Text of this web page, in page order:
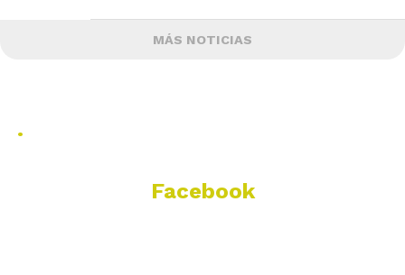
MÁS NOTICIAS
.
Facebook